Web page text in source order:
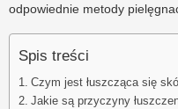
odpowiednie metody
Spis treści
Czym jest łuszcząca się
Jakie są przyczyny